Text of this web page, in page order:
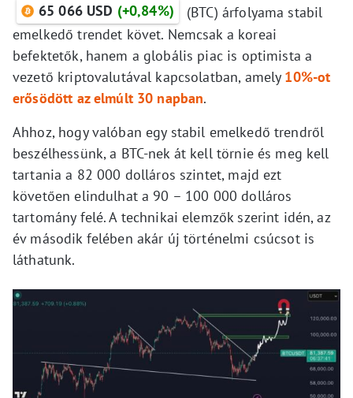
65 066 USD (+0,84%)
(BTC) árfolyama stabil
emelkedő trendet követ. Nemcsak a koreai
befektetők, hanem a globális piac is optimista a
vezető kriptovalutával kapcsolatban, amely 10%-ot
erősödött az elmúlt 30 napban.
Ahhoz, hogy valóban egy stabil emelkedő trendről
beszélhessünk, a BTC-nek át kell törnie és meg kell
tartania a 82 000 dolláros szintet, majd ezt
követően elindulhat a 90 – 100 000 dolláros
tartomány felé. A technikai elemzők szerint idén, az
év második felében akár új történelmi csúcsot is
láthatunk.